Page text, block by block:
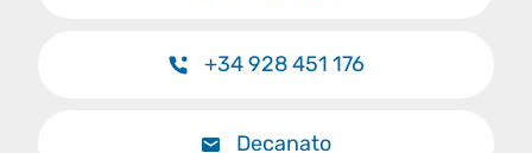
+34 928 451 176
Decanato